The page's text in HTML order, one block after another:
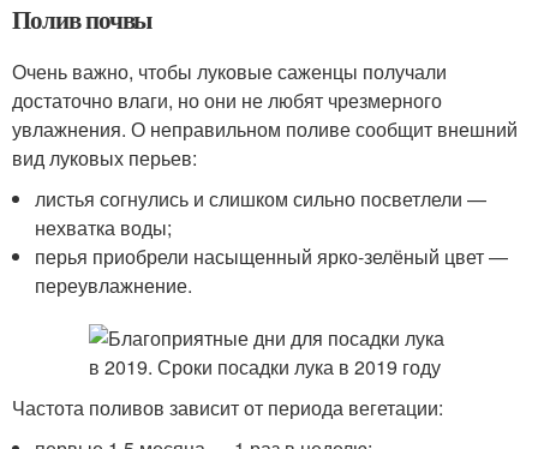
Полив почвы
Очень важно, чтобы луковые саженцы получали
достаточно влаги, но они не любят чрезмерного
увлажнения. О неправильном поливе сообщит внешний
вид луковых перьев:
листья согнулись и слишком сильно посветлели —
нехватка воды;
перья приобрели насыщенный ярко-зелёный цвет —
переувлажнение.
Частота поливов зависит от периода вегетации: